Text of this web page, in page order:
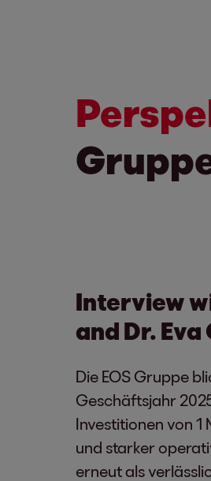
Interview
and Dr.
Die EOS Gruppe
Geschäftsjahr
Investitionen von 1
und starker
erneut als